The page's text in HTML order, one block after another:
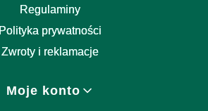
Regulaminy
Polityka prywatności
Zwroty i reklamacje
Moje konto